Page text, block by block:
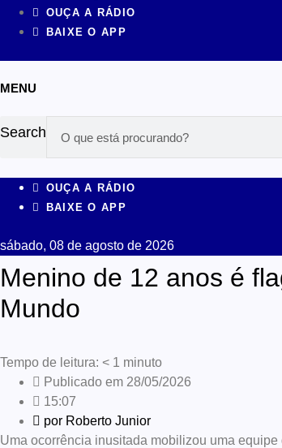
OUÇA A RÁDIO
BAIXE O APP
MENU
Search
OUÇA A RÁDIO
BAIXE O APP
sábado, 08 de agosto de 2026
Menino de 12 anos é
Mundo
Tempo de leitura: < 1 minuto
Publicado em 28/05/2026
15:07
por Roberto Junior
Uma ocorrência inusitada mobilizou uma